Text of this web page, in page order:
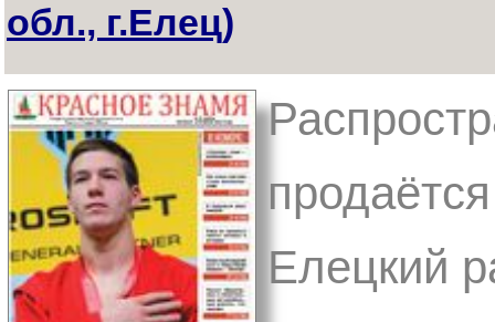
обл., г.Елец)
Елецкий